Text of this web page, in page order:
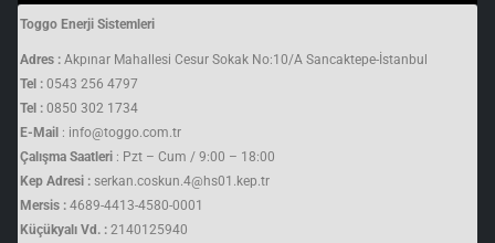
Toggo Enerji Sistemleri
Adres : Akpınar Mahallesi Cesur Sokak No:10/A Sancaktepe-İstanbul
Tel : 0543 256 4797
Tel : 0850 302 1734
E-Mail : info@toggo.com.tr
Çalışma Saatleri : Pzt – Cum / 9:00 – 18:00
Kep Adresi : serkan.coskun.4@hs01.kep.tr
Mersis : 4689-4413-4580-0001
Küçükyalı Vd. : 2140125940